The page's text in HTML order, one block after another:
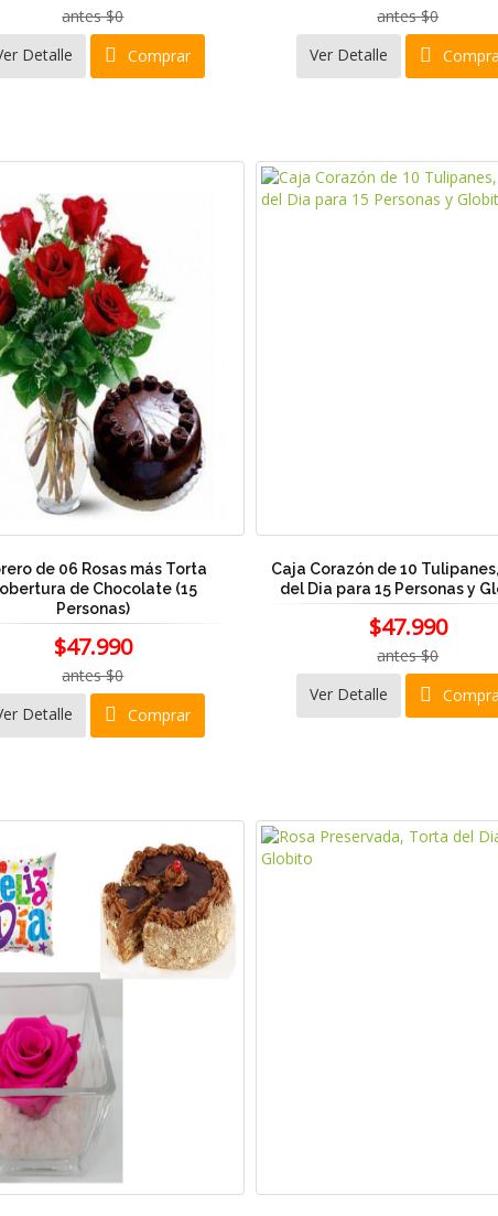
antes $0
Detalle
Comprar
antes $0
Ver Detalle
de 06 Rosas más Torta
de Chocolate (15
Personas)
$47.990
antes $0
Detalle
Comprar
Caja Corazón de 10
del Dia para 15 Personas y
$47.990
antes $0
Ver Detalle